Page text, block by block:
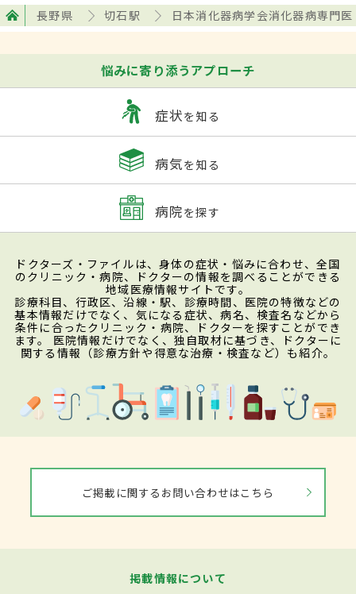
長野県 切石駅 日本消化器病学会消化器病専門医
悩みに寄り添うアプローチ
症状を知る
病気を知る
病院を探す
ドクターズ・ファイルは、身体の症状・悩みに合わせ、全国
のクリニック・病院、ドクターの情報を調べることができる
地域医療情報サイトです。
診療科目、行政区、沿線・駅、診療時間、医院の特徴などの
基本情報だけでなく、気になる症状、病名、検査名などから
条件に合ったクリニック・病院、ドクターを探すことができ
ます。 医院情報だけでなく、独自取材に基づき、ドクターに
関する情報（診療方針や得意な治療・検査など）も紹介。
ご掲載に関するお問い合わせはこちら
掲載情報について